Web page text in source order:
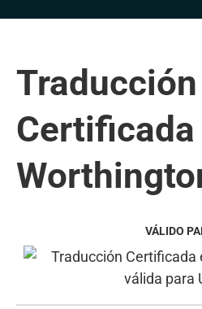
Traducción
Certificada
VÁLIDO